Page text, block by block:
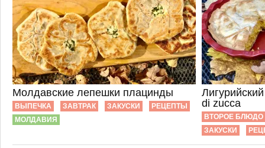
Молдавские лепешки плацинды
ВЫПЕЧКА ЗАВТРАК ЗАКУСКИ
РЕЦЕПТЫ
МОЛДАВИЯ
di zucca
ВТОРОЕ БЛЮДО
ЗАКУСКИ